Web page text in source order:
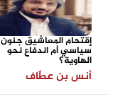
إقتحام المعاشيق جنون
سياسي أم اندفاع نحو
الهاوية؟
أنس بن عطّاف